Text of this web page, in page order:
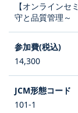
【オンライン
守と品質管理～
14,300
101-1